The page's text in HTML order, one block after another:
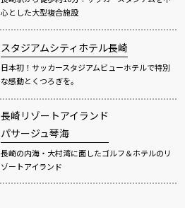
心とした大型複合施設
スタジアムシティホテル長崎
日本初！サッカースタジアムビューホテルで特別
な感動とくつろぎを。
長崎リゾートアイランド
パサージュ琴海
長崎の内海・大村湾に面したゴルフ＆ホテルのリ
ゾートアイランド